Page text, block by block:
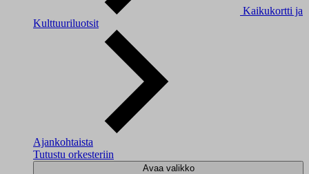
Kaikukortti ja
Kulttuuriluotsit
Ajankohtaista
Tutustu orkesteriin
Avaa valikko